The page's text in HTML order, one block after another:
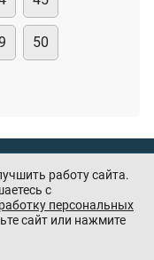
50
—напишите
работу сайта.
с
персональных
сайт или нажмите